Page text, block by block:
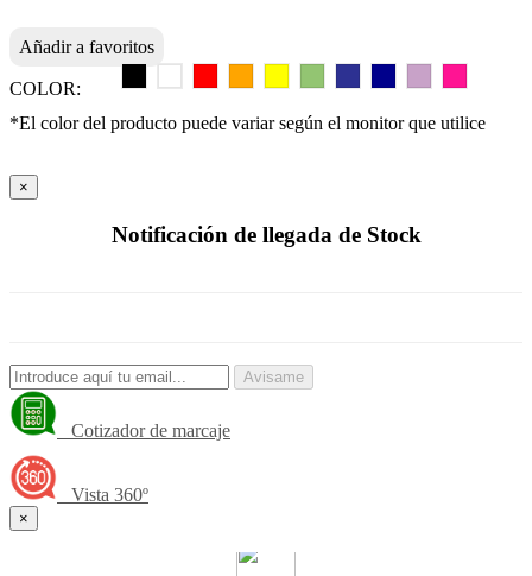
Añadir a favoritos
COLOR:
*El color del producto puede variar según el monitor que utilice
×
Notificación de llegada de Stock
Avisame
Cotizador de marcaje
Vista 360º
×